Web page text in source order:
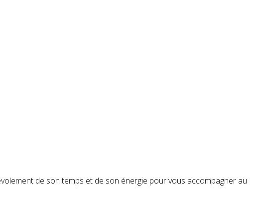
de son temps et de son énergie pour vous accompagner au